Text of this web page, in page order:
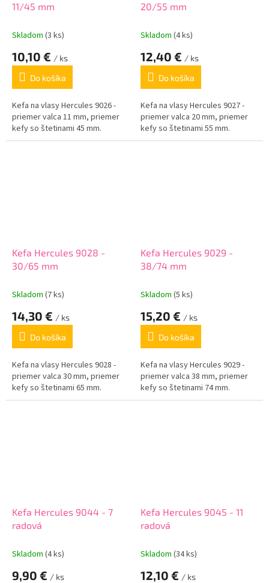
11/45 mm
Skladom (3 ks)
10,10 € / ks
Do košíka
Kefa na vlasy Hercules 9026 -
priemer valca 11 mm, priemer
kefy so štetinami 45 mm.
20/55 mm
Skladom (4 ks)
12,40 € / ks
Do košíka
Kefa na vlasy Hercules 9027 -
priemer valca 20 mm, priemer
kefy so štetinami 55 mm.
Kefa Hercules 9028 -
30/65 mm
Skladom (7 ks)
14,30 € / ks
Do košíka
Kefa na vlasy Hercules 9028 -
priemer valca 30 mm, priemer
kefy so štetinami 65 mm.
Kefa Hercules 9029 -
38/74 mm
Skladom (5 ks)
15,20 € / ks
Do košíka
Kefa na vlasy Hercules 9029 -
priemer valca 38 mm, priemer
kefy so štetinami 74 mm.
Kefa Hercules 9044 - 7
radová
Skladom (4 ks)
9,90 € / ks
Kefa Hercules 9045 - 11
radová
Skladom (34 ks)
12,10 € / ks